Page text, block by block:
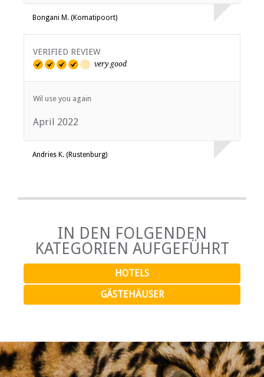
Bongani M. (Komatipoort)
VERIFIED REVIEW
very good
Wil use you again
April 2022
Andries K. (Rustenburg)
IN DEN FOLGENDEN
KATEGORIEN AUFGEFÜHRT
HOTELS
GÄSTEHÄUSER